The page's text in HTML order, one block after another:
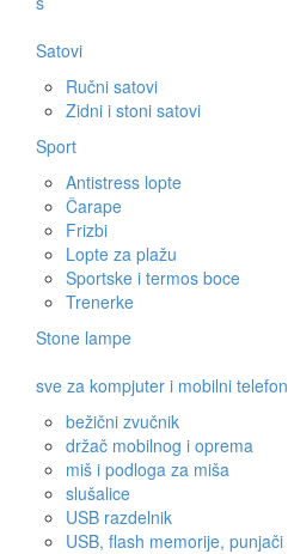
Satovi
Ručni satovi
Zidni i stoni satovi
Sport
Antistress lopte
Čarape
Frizbi
Lopte za plažu
Sportske i termos boce
Trenerke
Stone lampe
sve za kompjuter i mobilni telefon
bežični zvučnik
držač mobilnog i oprema
miš i podloga za miša
slušalice
USB razdelnik
USB, flash memorije, punjači